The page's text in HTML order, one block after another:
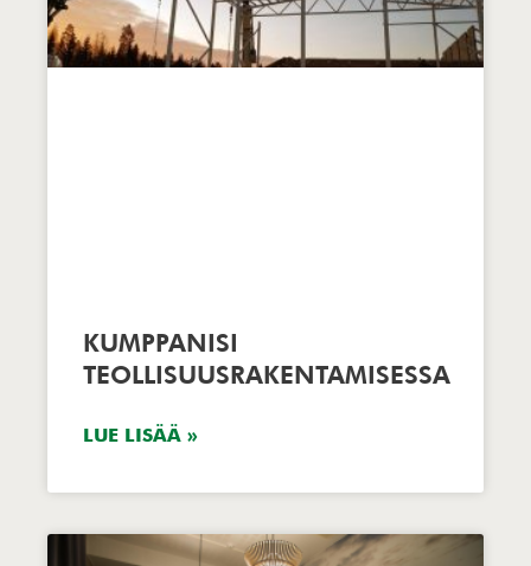
KUMPPANISI
TEOLLISUUSRAKENTAMISESSA
LUE LISÄÄ »